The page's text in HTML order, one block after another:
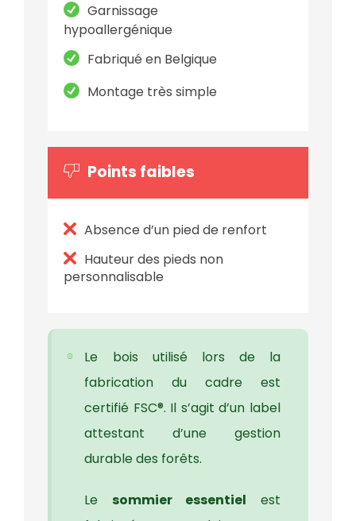
Garnissage
hypoallergénique
Fabriqué en Belgique
Montage très simple
Points faibles
Absence d’un pied de renfort
Hauteur des pieds non
personnalisable
Le bois utilisé lors de la
fabrication du cadre est
certifié FSC®. Il s’agit d’un label
attestant d’une gestion
durable des forêts.
Le sommier essentiel est